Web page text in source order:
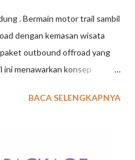
. Bermain motor trail sambil
dengan kemasan wisata
outbound offroad yang
menawarkan konsep
wisata paket baru di
Trail merupakan motor
Trail bisa dipakai di jalan
BACA SELENGKAPNYA